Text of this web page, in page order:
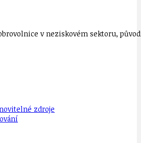
v neziskovém sektoru,
zdroje